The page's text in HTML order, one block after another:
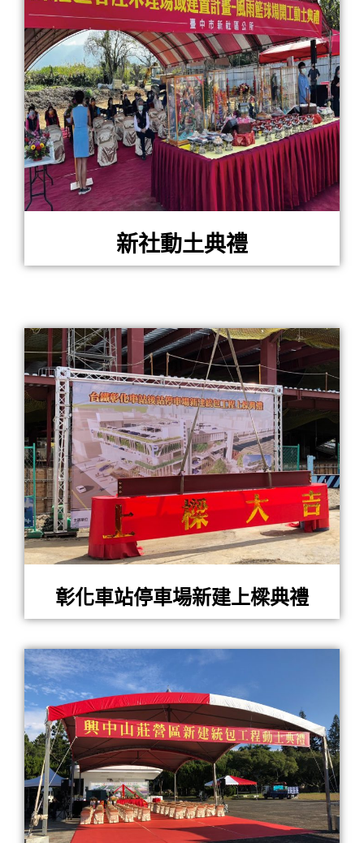
新社動土典禮
彰化車站停車場新建上樑典禮